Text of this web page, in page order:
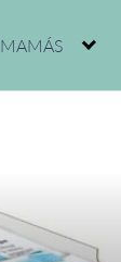
MAMÁS